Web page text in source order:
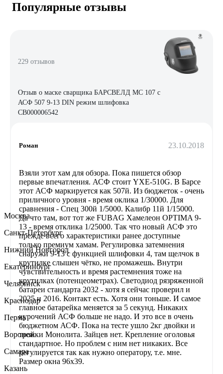
Популярные отзывы
229 отзывов
Отзыв о маске сварщика БАРСВЕЛД МС 107 с
АСФ 507 9-13 DIN режим шлифовка
СВ000006542
Роман 23.10.2018
Взяли этот хам для обзора. Пока пишется обзор
первые впечатления. АСФ стоит YXE-510G. В Барсе
этот АСФ маркируется как 507й. Из бюджеток - очень
приличного уровня - время оклика 1/30000. Для
сравнения - Спец 300й 1/5000. Калибр 11й 1/15000.
Да что там, вот тот же FUBAG Хамелеон OPTIMA 9-
13 - время отклика 1/25000. Так что новый АСФ это
прежде всего характеристики ранее доступные
только премиум хамам. Регулировка затемнения
снаружи 9-13 с функцией шлифовки 4, там щелчок в
крутилке слышен чётко, не промажешь. Внутри
чувствительность и время растемнения тоже на
крутилках (потенцеометрах). Светодиод рязряженной
батареи стандарта 2032 - хотя я сейчас проверил и
2025 и 2016. Контакт есть. Хотя они тоньше. И самое
главное батарейка меняется за 5 секунд. Никаких
курочений АСФ больше не надо. И это все в очень
бюджетном АСФ. Пока на тесте ушло 2кг двойки и
тройки Монолита. Зайцев нет. Крепление оголовья
стандартное. Но проблем с ним нет никаких. Все
регулируется так как нужно оператору, т.е. мне.
Размер окна 96х39.
Москва
Санкт-Петербург
Нижний Новгород
Екатеринбург
Челябинск
Краснодар
Пермь
Воронеж
Самара
Казань